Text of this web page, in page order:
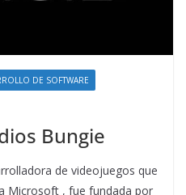
DE SOFTWARE
Bungie
de videojuegos que
Microsoft , fue fundada por